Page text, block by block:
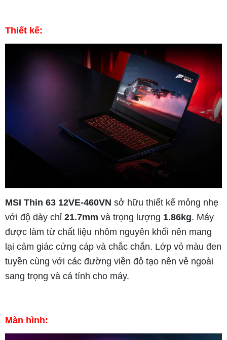
Thiết kế:
MSI Thin 63 12VE-460VN sở hữu thiết kế mỏng nhẹ
với độ dày chỉ 21.7mm và trọng lượng 1.86kg. Máy
được làm từ chất liệu nhôm nguyên khối nên mang
lại cảm giác cứng cáp và chắc chắn. Lớp vỏ màu đen
tuyền cùng với các đường viền đỏ tạo nên vẻ ngoài
sang trọng và cá tính cho máy.
Màn hình: